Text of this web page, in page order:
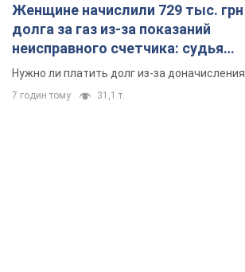
Женщине начислили 729 тыс. грн
долга за газ из-за показаний
неисправного счетчика: судья
вынес неожиданное решение
Нужно ли платить долг из-за доначисления
7 годин тому 31,1 т.